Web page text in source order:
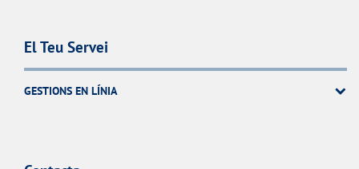
El Teu Servei
GESTIONS EN LÍNIA